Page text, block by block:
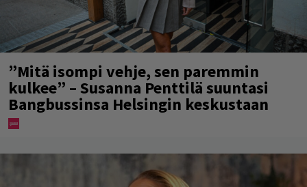
”Mitä isompi vehje, sen paremmin
kulkee” – Susanna Penttilä suuntasi
Bangbussinsa Helsingin keskustaan